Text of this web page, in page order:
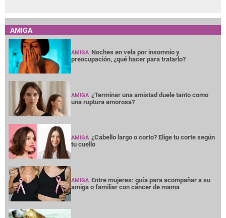
AMIGA
AMIGA Noches en vela por insomnio y
preocupación, ¿qué hacer para tratarlo?
AMIGA ¿Terminar una amistad duele tanto como
una ruptura amorosa?
AMIGA ¿Cabello largo o corto? Elige tu corte según
tu cuello
AMIGA Entre mujeres: guía para acompañar a su
amiga o familiar con cáncer de mama